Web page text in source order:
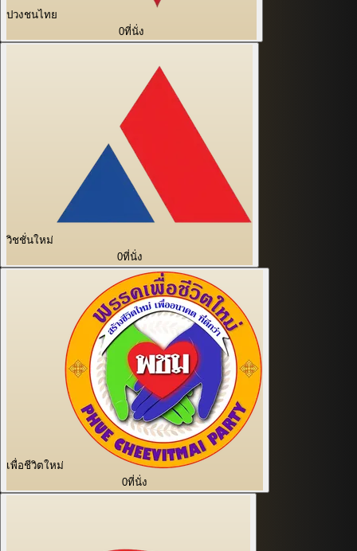
ปวงชนไทย
0ที่นั่ง
วิชชั่นใหม่
0ที่นั่ง
เพื่อชีวิตใหม่
0ที่นั่ง